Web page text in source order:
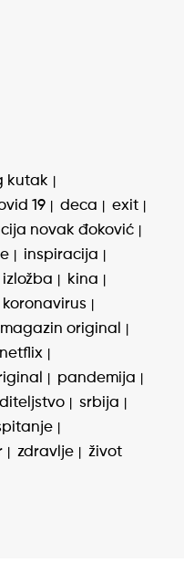
kutak
19 deca
exit
novak đoković
inspiracija
izložba
kina
koronavirus
magazin original
netflix
pandemija
srbija
zdravlje život